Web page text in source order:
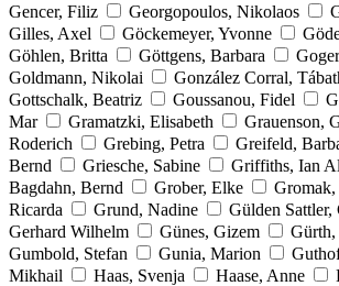
Gencer, Filiz
Georgopoulos, Nikolaos
Gilles, Axel
Göckemeyer, Yvonne
Göhlen, Britta
Göttgens, Barbara
Goldmann, Nikolai
González Corral,
Gottschalk, Beatriz
Goussanou, Fidel
Mar
Gramatzki, Elisabeth Grauenson,
Roderich
Grebing, Petra Greifeld,
Bernd
Griesche, Sabine Griffiths, Ian
Bagdahn, Bernd
Grober, Elke
Ricarda
Grund, Nadine Gülden Sattler,
Gerhard Wilhelm
Günes, Gizem
Gürth,
Gumbold, Stefan
Gunia, Marion
Mikhail
Haas, Svenja Haase, Anne